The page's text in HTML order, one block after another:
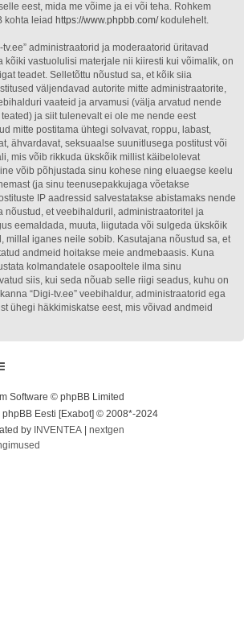
eest, mida me võime ja ei või teha. Rohkem
kohta leiad https://www.phpbb.com/kodulehelt.
administraatorid ja moderaatorid üritavad
kõiki vastuolulisi materjale nii kiiresti kui võimalik, on
teadet. Selletõttu nõustud sa, et kõik siia
väljendavad autorite mitte administraatorite,
vaateid ja arvamusi (välja arvatud nende
ja siit tulenevalt ei ole me nende eest
mitte postitama ühtegi solvavat, roppu, labast,
ähvardavat, seksuaalse suunitlusega postitust või
mis võib rikkuda ükskõik millist käibelolevat
võib põhjustada sinu kohese ning eluaegse keelu
(ja sinu teenusepakkujaga võetakse
IP aadressid salvestatakse abistamaks nende
nõustud, et veebihalduril, administraatoritel ja
eemaldada, muuta, liigutada või sulgeda ükskõik
millal iganes neile sobib. Kasutajana nõustud sa, et
andmeid hoitakse meie andmebaasis. Kuna
kolmandatele osapooltele ilma sinu
siis, kui seda nõuab selle riigi seadus, kuhu on
“Digi-tv.ee” veebihaldur, administraatorid ega
ühegi häkkimiskatse eest, mis võivad andmeid
Software © phpBB Limited
Eesti [Exabot] © 2008*-2024
by INVENTEA
nextgen